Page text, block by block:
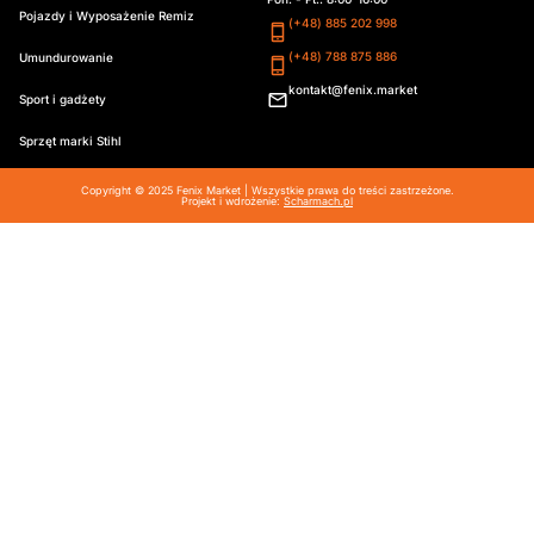
Pojazdy i Wyposażenie Remiz
Umundurowanie
Sport i gadżety
Sprzęt marki Stihl
(+48) 885 202 998
(+48) 788 875 886
kontakt@fenix.market
Copyright © 2025 Fenix Market | Wszystkie prawa do treści zastrzeżone.
Projekt i wdrożenie: Scharmach.pl